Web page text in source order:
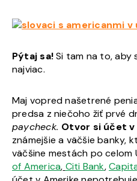
Pýtaj sa!Si tam na to, aby
najviac.
Maj vopred našetrené
predsa z niečoho žiť prvé
paycheck. Otvor si účet v
známejšie a väčšie banky,
väčšine mestách po celom
of America, Citi Bank,